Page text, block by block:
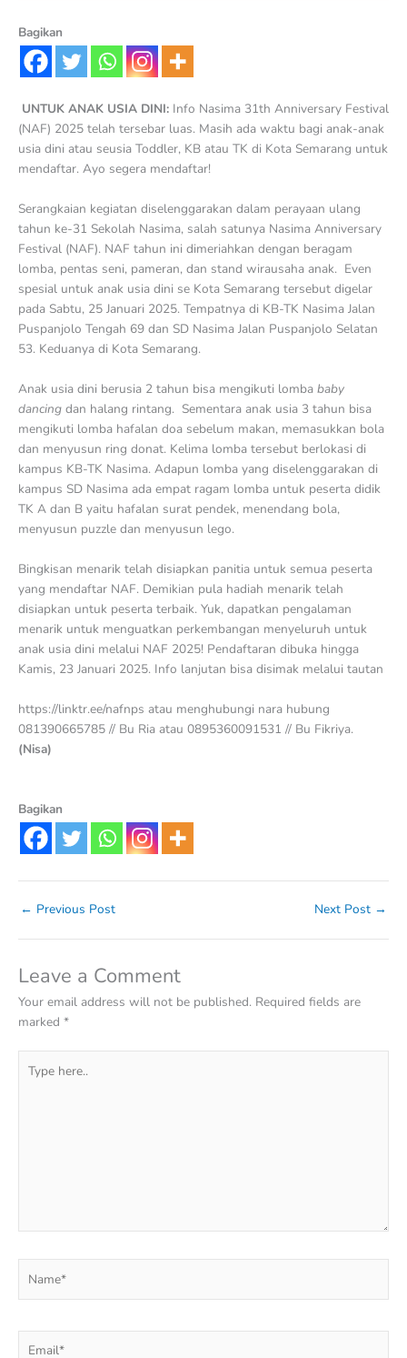
Bagikan
UNTUK ANAK USIA DINI: Info Nasima 31th Anniversary Festival
(NAF) 2025 telah tersebar luas. Masih ada waktu bagi anak-anak
usia dini atau seusia Toddler, KB atau TK di Kota Semarang untuk
mendaftar. Ayo segera mendaftar!
Serangkaian kegiatan diselenggarakan dalam perayaan ulang
tahun ke-31 Sekolah Nasima, salah satunya Nasima Anniversary
Festival (NAF). NAF tahun ini dimeriahkan dengan beragam
lomba, pentas seni, pameran, dan stand wirausaha anak. Even
spesial untuk anak usia dini se Kota Semarang tersebut digelar
pada Sabtu, 25 Januari 2025. Tempatnya di KB-TK Nasima Jalan
Puspanjolo Tengah 69 dan SD Nasima Jalan Puspanjolo Selatan
53. Keduanya di Kota Semarang.
Anak usia dini berusia 2 tahun bisa mengikuti lomba baby
dancing dan halang rintang. Sementara anak usia 3 tahun bisa
mengikuti lomba hafalan doa sebelum makan, memasukkan bola
dan menyusun ring donat. Kelima lomba tersebut berlokasi di
kampus KB-TK Nasima. Adapun lomba yang diselenggarakan di
kampus SD Nasima ada empat ragam lomba untuk peserta didik
TK A dan B yaitu hafalan surat pendek, menendang bola,
menyusun puzzle dan menyusun lego.
Bingkisan menarik telah disiapkan panitia untuk semua peserta
yang mendaftar NAF. Demikian pula hadiah menarik telah
disiapkan untuk peserta terbaik. Yuk, dapatkan pengalaman
menarik untuk menguatkan perkembangan menyeluruh untuk
anak usia dini melalui NAF 2025! Pendaftaran dibuka hingga
Kamis, 23 Januari 2025. Info lanjutan bisa disimak melalui tautan
https://linktr.ee/nafnps atau menghubungi nara hubung
081390665785 // Bu Ria atau 0895360091531 // Bu Fikriya.
(Nisa)
Bagikan
← Previous Post Next Post →
Leave a Comment
Your email address will not be published. Required fields are
marked *
here..